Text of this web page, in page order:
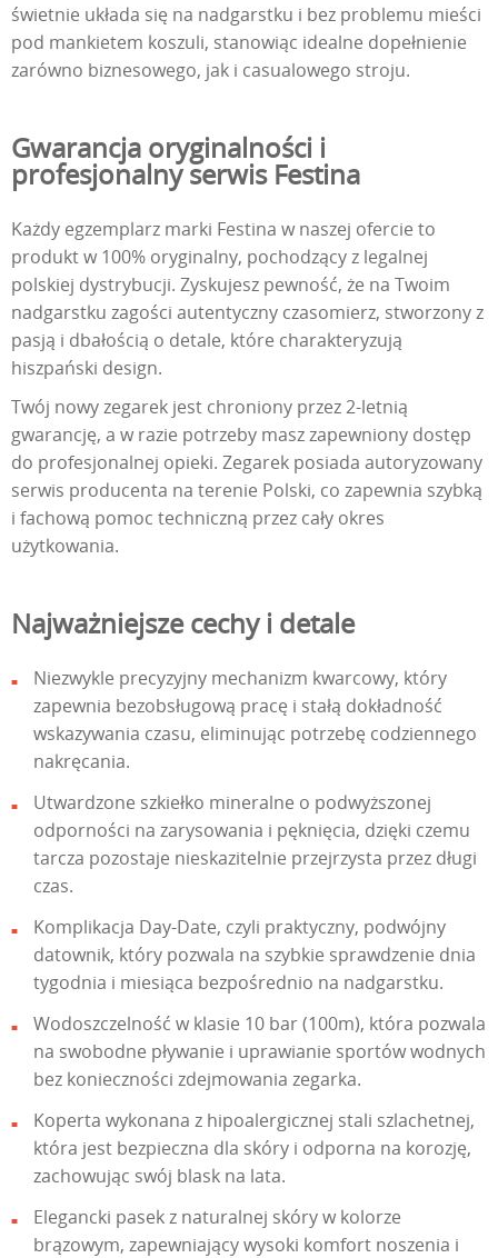
świetnie układa się na nadgarstku i bez problemu mieści
pod mankietem koszuli, stanowiąc idealne dopełnienie
zarówno biznesowego, jak i casualowego stroju.
Gwarancja oryginalności i
profesjonalny serwis Festina
Każdy egzemplarz marki Festina w naszej ofercie to
produkt w 100% oryginalny, pochodzący z legalnej
polskiej dystrybucji. Zyskujesz pewność, że na Twoim
nadgarstku zagości autentyczny czasomierz, stworzony z
pasją i dbałością o detale, które charakteryzują
hiszpański design.
Twój nowy zegarek jest chroniony przez 2-letnią
gwarancję, a w razie potrzeby masz zapewniony dostęp
do profesjonalnej opieki. Zegarek posiada autoryzowany
serwis producenta na terenie Polski, co zapewnia szybką
i fachową pomoc techniczną przez cały okres
użytkowania.
Najważniejsze cechy i detale
Niezwykle precyzyjny mechanizm kwarcowy, który
zapewnia bezobsługową pracę i stałą dokładność
wskazywania czasu, eliminując potrzebę codziennego
nakręcania.
Utwardzone szkiełko mineralne o podwyższonej
odporności na zarysowania i pęknięcia, dzięki czemu
tarcza pozostaje nieskazitelnie przejrzysta przez długi
czas.
Komplikacja Day-Date, czyli praktyczny, podwójny
datownik, który pozwala na szybkie sprawdzenie dnia
tygodnia i miesiąca bezpośrednio na nadgarstku.
Wodoszczelność w klasie 10 bar (100m), która pozwala
na swobodne pływanie i uprawianie sportów wodnych
bez konieczności zdejmowania zegarka.
Koperta wykonana z hipoalergicznej stali szlachetnej,
która jest bezpieczna dla skóry i odporna na korozję,
zachowując swój blask na lata.
Elegancki pasek z naturalnej skóry w kolorze
brązowym, zapewniający wysoki komfort noszenia i